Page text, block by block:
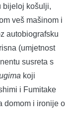
bijeloj košulji,
veš mašinom i
autobiografsku
(umjetnost
susreta s
koji
i Fumitake
domom i ironije o